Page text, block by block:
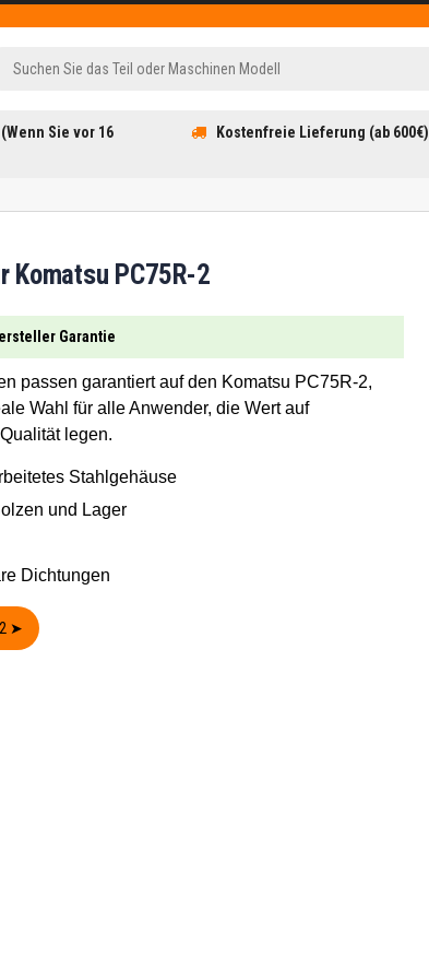
Sie vor 16
Kostenfreie Lieferung (ab 600€)
Komatsu PC75R-2
Garantie
passen garantiert auf den Komatsu PC75R-2,
Wahl für alle Anwender, die Wert auf
legen.
Stahlgehäuse
und Lager
Dichtungen
Komatsu PC75R-2 ➤